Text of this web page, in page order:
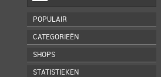
POPULAIR
CATEGORIEËN
SHOPS
STATISTIEKEN